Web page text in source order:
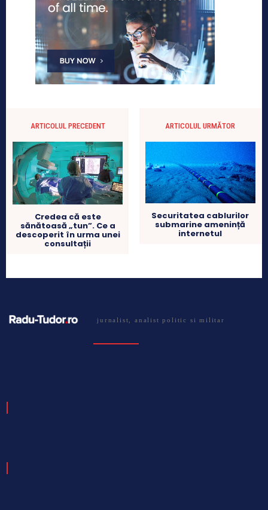
ARTICOLUL PRECEDENT
Credea că este
sănătoasă „tun”. Ce a
descoperit în urma unei
consultații
ARTICOLUL URMĂTOR
Securitatea cablurilor
submarine amenință
internetul
jurnalist, analist politic si militar